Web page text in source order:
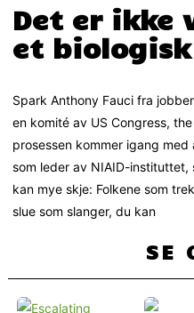
Det er ikke
et
Spark Anthony Fauci fra
en komité av US Congress,
prosessen kommer igang
som leder av NIAID-instituttet,
kan mye skje: Folkene som
slue som slanger, du kan
SE